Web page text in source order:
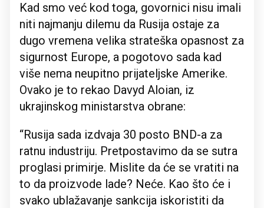
Kad smo već kod toga, govornici nisu imali
niti najmanju dilemu da Rusija ostaje za
dugo vremena velika strateška opasnost za
sigurnost Europe, a pogotovo sada kad
više nema neupitno prijateljske Amerike.
Ovako je to rekao Davyd Aloian, iz
ukrajinskog ministarstva obrane:
“Rusija sada izdvaja 30 posto BND-a za
ratnu industriju. Pretpostavimo da se sutra
proglasi primirje. Mislite da će se vratiti na
to da proizvode lade? Neće. Kao što će i
svako ublažavanje sankcija iskoristiti da